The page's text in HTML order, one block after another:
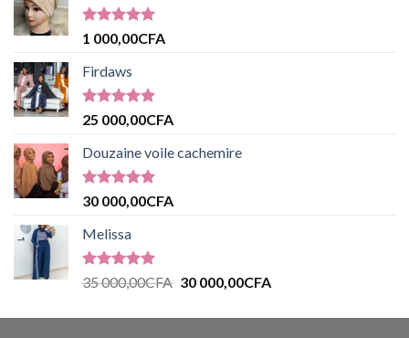
Note 5.00
1 000,00CFA
Firdaws
Note5.00
25 000,00CFA
Douzaine voile cachemire
Note5.00
30 000,00CFA
Melissa
Note5.00
35 000,00CFA 30 000,00CFA